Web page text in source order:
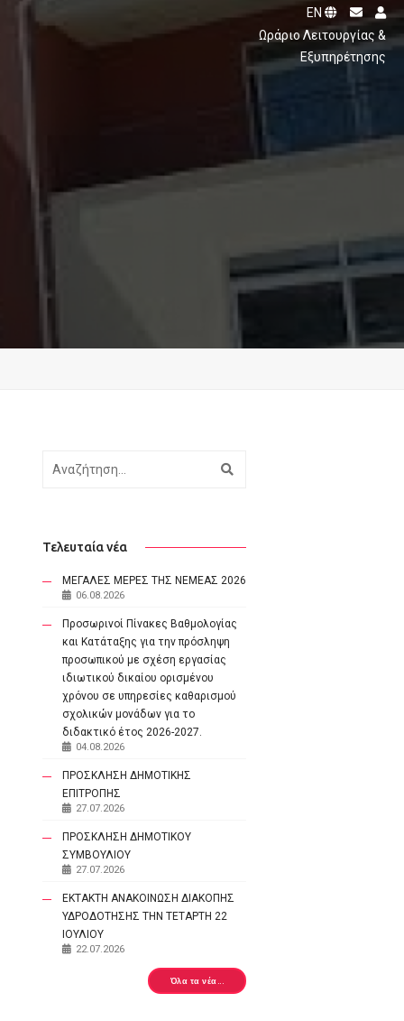
EN
Ωράριο Λειτουργίας &
Εξυπηρέτησης
Τελευταία νέα
ΜΕΓΑΛΕΣ ΜΕΡΕΣ ΤΗΣ ΝΕΜΕΑΣ 2026
06.08.2026
Προσωρινοί Πίνακες Βαθμολογίας
και Κατάταξης για την πρόσληψη
προσωπικού με σχέση εργασίας
ιδιωτικού δικαίου ορισμένου
χρόνου σε υπηρεσίες καθαρισμού
σχολικών μονάδων για το
διδακτικό έτος 2026-2027.
04.08.2026
ΠΡΟΣΚΛΗΣΗ ΔΗΜΟΤΙΚΗΣ
ΕΠΙΤΡΟΠΗΣ
27.07.2026
ΠΡΟΣΚΛΗΣΗ ΔΗΜΟΤΙΚΟΥ
ΣΥΜΒΟΥΛΙΟΥ
27.07.2026
ΕΚΤΑΚΤΗ ΑΝΑΚΟΙΝΩΣΗ ΔΙΑΚΟΠΗΣ
ΥΔΡΟΔΟΤΗΣΗΣ ΤΗΝ ΤΕΤΑΡΤΗ 22
ΙΟΥΛΙΟΥ
22.07.2026
Όλα τα νέα...